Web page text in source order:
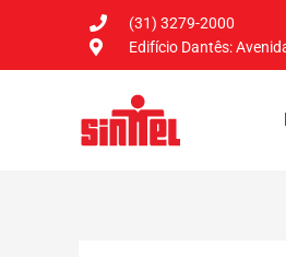
(31) 3279-2000
Edifício Dantês: